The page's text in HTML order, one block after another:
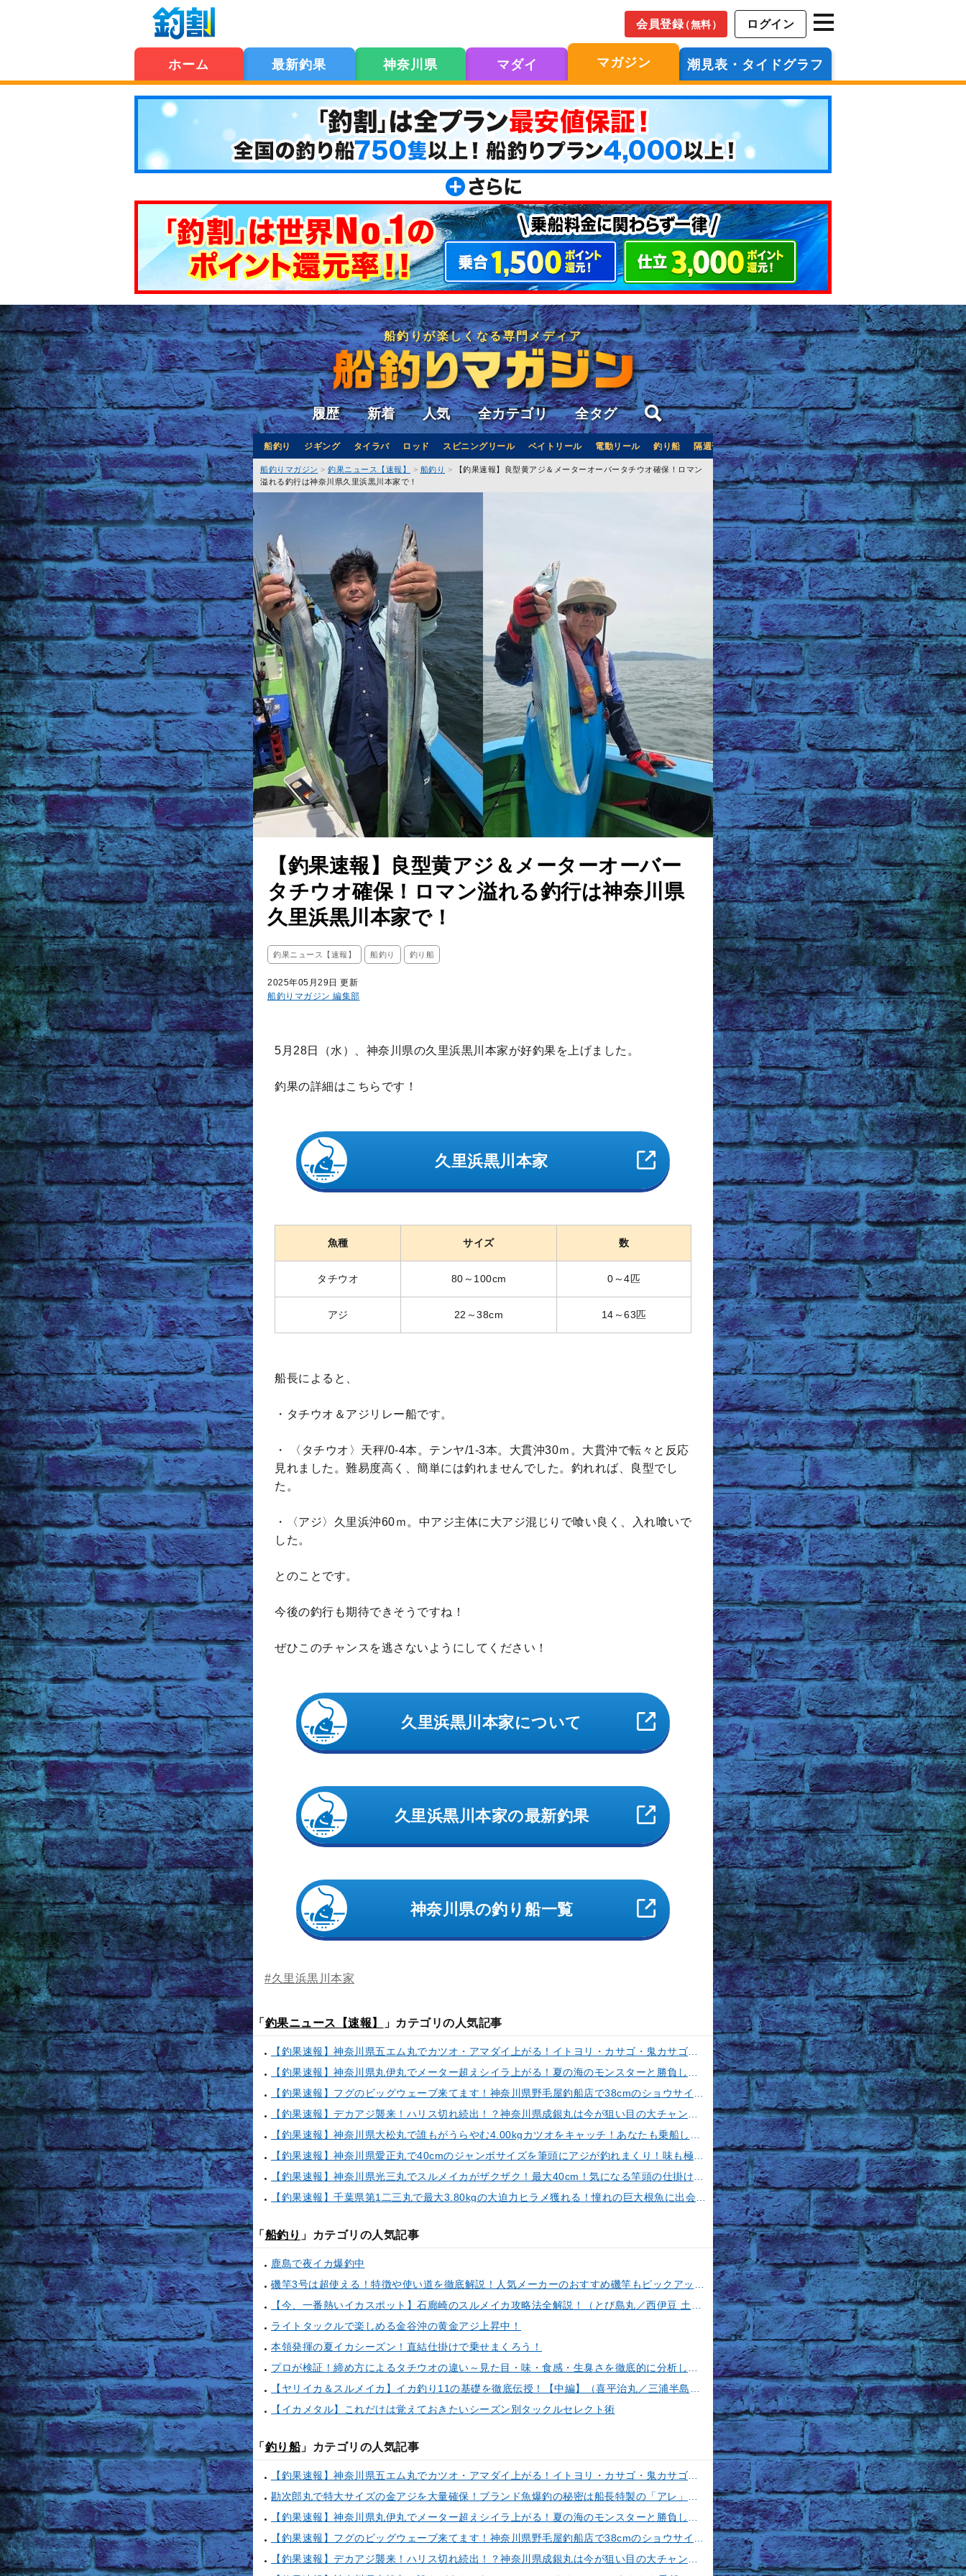
会員登録（無料） ログイン
ホーム 最新釣果 神奈川県 マダイ マガジン 潮見表・タイドグラフ
船釣りが楽しくなる専門メディア
履歴 新着 人気 全カテゴリ 全タグ
船釣り ジギング タイラバ ロッド スピニングリール ベイトリール 電動リール 釣り船 隔週刊つり情報 釣り船予約サイト「釣割」
船釣りマガジン 釣果ニュース【速報】 船釣り
【釣果速報】良型黄アジ＆メーターオーバータチウオ確保！ロマン
溢れる釣行は神奈川県久里浜黒川本家で！
【釣果速報】良型黄アジ＆メーターオーバー
タチウオ確保！ロマン溢れる釣行は神奈川県
久里浜黒川本家で！
釣果ニュース【速報】 船釣り 釣り船
2025年05月29日 更新
船釣りマガジン 編集部
5月28日（水）、神奈川県の久里浜黒川本家が好釣果を上げました。
釣果の詳細はこちらです！
久里浜黒川本家
魚種 サイズ 数
タチウオ 80～100cm 0～4匹
アジ 22～38cm 14～63匹
船長によると、
・タチウオ＆アジリレー船です。
・ 〈タチウオ〉天秤/0-4本。テンヤ/1-3本。大貫沖30ｍ。大貫沖で転々と反応
見れました。難易度高く、簡単には釣れませんでした。釣れれば、良型でし
た。
・〈アジ〉久里浜沖60ｍ。中アジ主体に大アジ混じりで喰い良く、入れ喰いで
した。
とのことです。
今後の釣行も期待できそうですね！
ぜひこのチャンスを逃さないようにしてください！
久里浜黒川本家について
久里浜黒川本家の最新釣果
神奈川県の釣り船一覧
#久里浜黒川本家
「 釣果ニュース【速報】 」カテゴリの人気記事
「 船釣り 」カテゴリの人気記事
鹿島で夜イカ爆釣中
ライトタックルで楽しめる金谷沖の黄金アジ上昇中！
本領発揮の夏イカシーズン！直結仕掛けで乗せまくろう！
【イカメタル】これだけは覚えておきたいシーズン別タックルセレクト術
「 釣り船」カテゴリの人気記事